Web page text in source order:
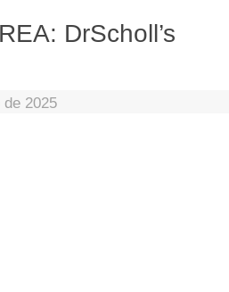
DrScholl’s
de 2025